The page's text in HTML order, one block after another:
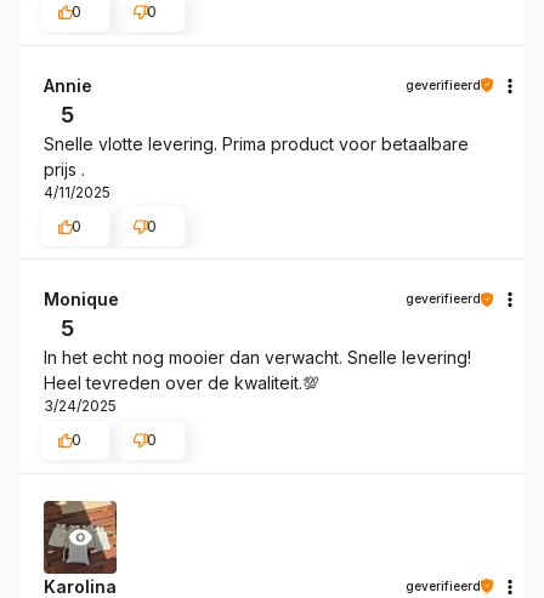
0
0
Annie geverifieerd
5
Snelle vlotte levering. Prima product voor betaalbare
prijs .
4/11/2025
0
0
Monique geverifieerd
5
In het echt nog mooier dan verwacht. Snelle levering!
Heel tevreden over de kwaliteit.💯
3/24/2025
0
0
Karolina geverifieerd